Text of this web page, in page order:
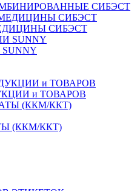
СИБЭСТ
СИБЭСТ
и ТОВАРОВ
(ККМ/ККТ)